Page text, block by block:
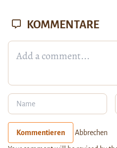
KOMMENTARE
Kommentieren Abbrechen